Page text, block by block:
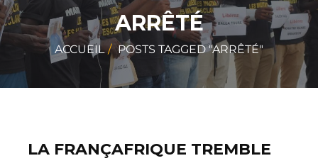
ARRÊTÉ
ACCUEIL POSTS TAGGED "ARRÊTÉ"
LA FRANÇAFRIQUE TREMBLE